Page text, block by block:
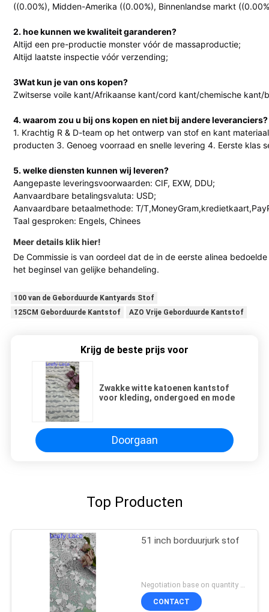
((0.00%), Midden-Amerika ((0.00%), Binnenlandse markt
2. hoe kunnen we kwaliteit garanderen?
Altijd een pre-productie monster vóór de massaproductie;
Altijd laatste inspectie vóór verzending;
3Wat kun je van ons kopen?
Zwitserse voile kant/Afrikaanse kant/cord kant/chemische kant/
4. waarom zou u bij ons kopen en niet bij andere leveranciers?
1. Krachtig R & D-team op het ontwerp van stof en kant
producten 3. Genoeg voorraad en snelle levering 4. Eerste klas
5. welke diensten kunnen wij leveren?
Aangepaste leveringsvoorwaarden: CIF, EXW, DDU;
Aanvaardbare betalingsvaluta: USD;
Aanvaardbare betaalmethode: T/
Taal gesproken: Engels, Chinees
Meer details klik hier!
De Commissie is van oordeel dat de in de eerste alinea
het beginsel van gelijke behandeling.
100 van de Geborduurde Kantyards Stof
125CM Geborduurde Kantstof
AZO Vrije Geborduurde Kantstof
Krijg de beste prijs voor
Zwakke witte katoenen kantstof
voor kleding, ondergoed en mode
Doorgaan
Top Producten
51 inch borduurjurk stof
CONTACT